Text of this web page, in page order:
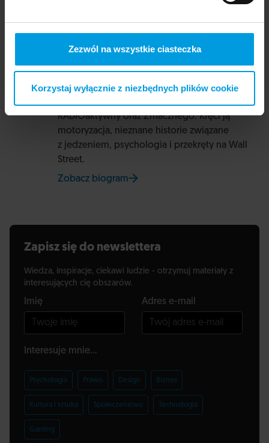
Zezwól na wszystkie ciasteczka
Korzystaj wyłącznie z niezbędnych plików cookie
Małgorzata Zmaczyńska
Jej supermocą jest mówienie, nagrywała
RADIOaktywny oraz Zmacznego. Kręci ją
motoryzacja, nieznane historie związane
z jedzeniem, psychologia i przekręty na Wall
Street.
Zobacz biogramna stronie Uniwersytetu SWPS
Zapisz się do newslettera
Wiedza, inspiracje, ciekawi ludzie - otrzymuj materiały z
interesujących cię obszarów.
Imię Adres e-mail
Interesuje mnie...
Psychologia Prawo Design Biznes
Kultura i sztuka Społeczeństwo Technologia
Gaming